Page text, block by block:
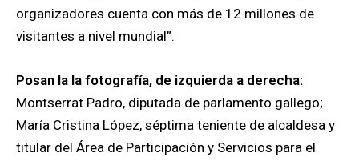
organizadores cuenta con más de 12 millones de
visitantes a nivel mundial”.
Posan la la fotografía, de izquierda a derecha:
Montserrat Padro, diputada de parlamento gallego;
María Cristina López, séptima teniente de alcaldesa y
titular del Área de Participación y Servicios para el